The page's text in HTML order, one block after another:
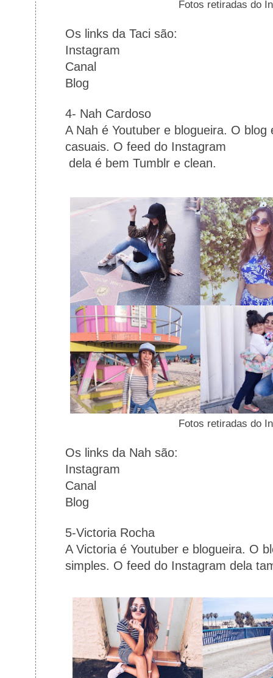
Fotos retiradas do
Os links da Taci são:
Instagram
Canal
Blog
4- Nah Cardoso
A Nah é Youtuber e blogueira. O
casuais. O feed do Instagram
dela é bem Tumblr e clean.
Fotos retiradas do
Os links da Nah são:
Instagram
Canal
Blog
5-Victoria Rocha
A Victoria é Youtuber e blogueira. O
simples. O feed do Instagram dela